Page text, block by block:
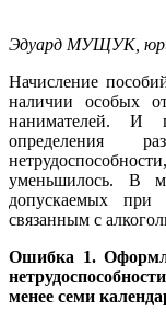
Эдуард МУЩУК,
Начисление
наличии особых
нанимателей. И
определения
уменьшилось. В
допускаемых при
связанным с
Ошибка 1.
менее семи